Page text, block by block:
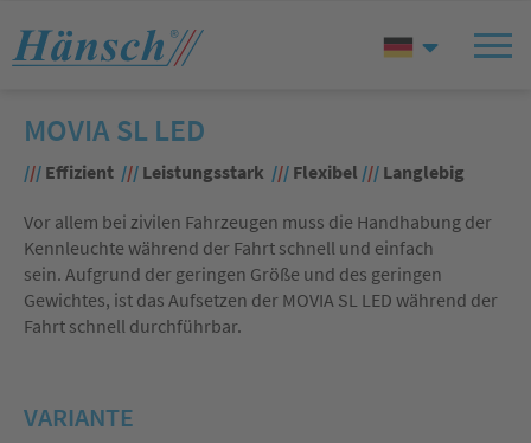
MOVIA SL LED
/// Effizient /// Leistungsstark /// Flexibel /// Langlebig
Vor allem bei zivilen Fahrzeugen muss die Handhabung der
Kennleuchte während der Fahrt schnell und einfach
sein. Aufgrund der geringen Größe und des geringen
Gewichtes, ist das Aufsetzen der MOVIA SL LED während der
Fahrt schnell durchführbar.
VARIANTE